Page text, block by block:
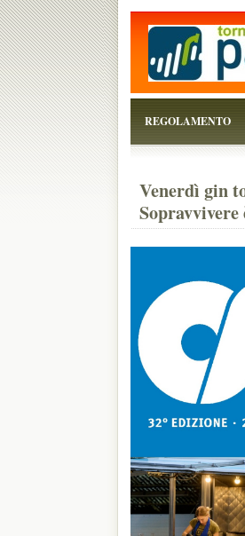
REGOLAMENTO
Venerdì gin